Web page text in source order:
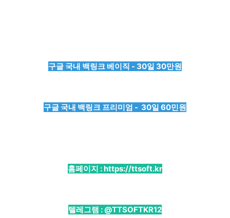
구글 국내 백링크 베이직 - 30일 30만원
구글 국내 백링크 프리미엄 - 30일 60민원
홈페이지 :https://ttsoft.kr
텔레그램 : @TTSOFTKR12